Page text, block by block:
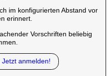
im konfigurierten Abstand vor
erinnert.
Vorschriften beliebig
anmelden!